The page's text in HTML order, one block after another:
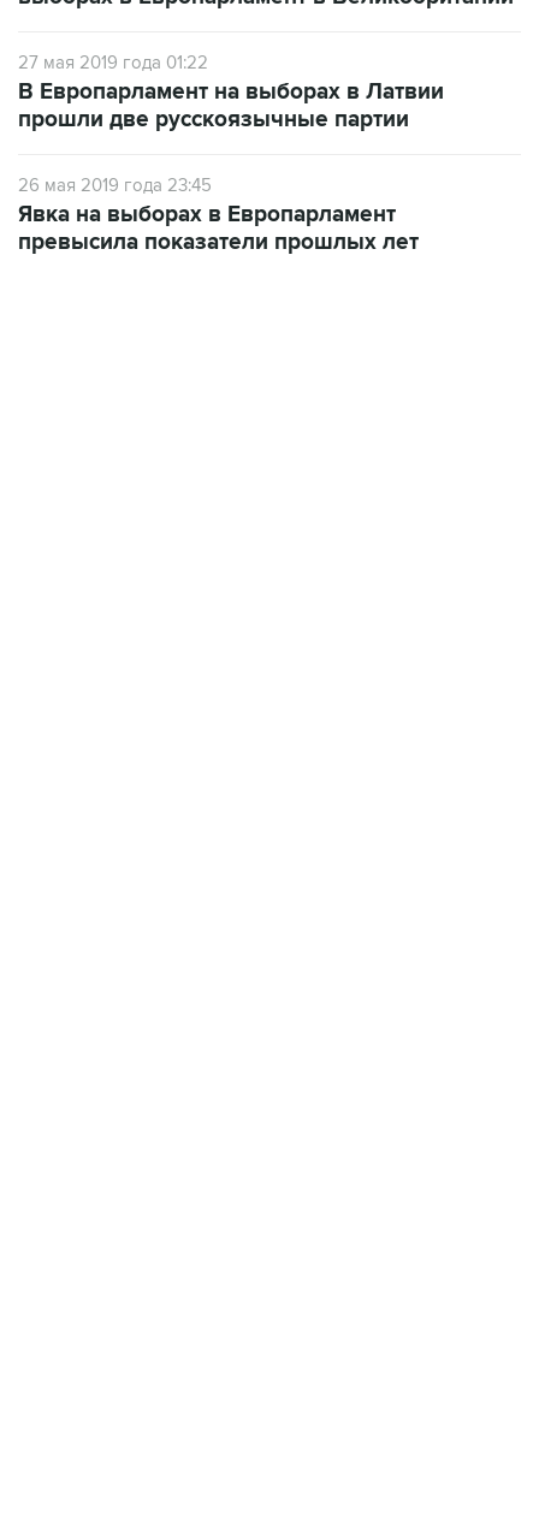
27 мая 2019 года 01:22
прошли две русскоязычные партии
26 мая 2019 года 23:45
превысила показатели прошлых лет